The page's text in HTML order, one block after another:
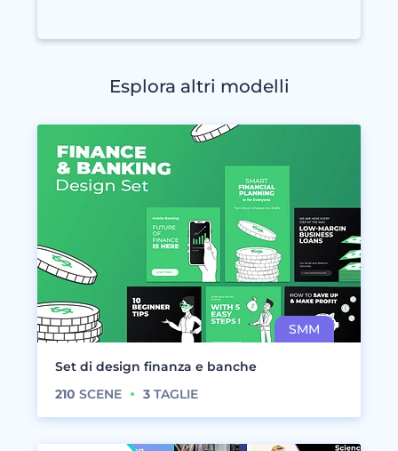
Esplora altri modelli
Set di design finanza e banche
210 SCENE 3 TAGLIE